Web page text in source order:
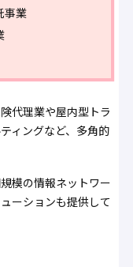
事業
代理業や屋内型トラ
ィングなど、多角的
模の情報ネットワー
ーションも提供して